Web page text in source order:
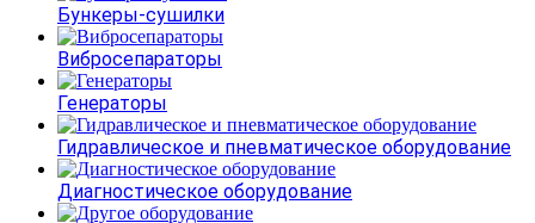
Бункеры-сушилки
Вибросепараторы
Генераторы
Гидравлическое и пневматическое оборудование
Диагностическое оборудование